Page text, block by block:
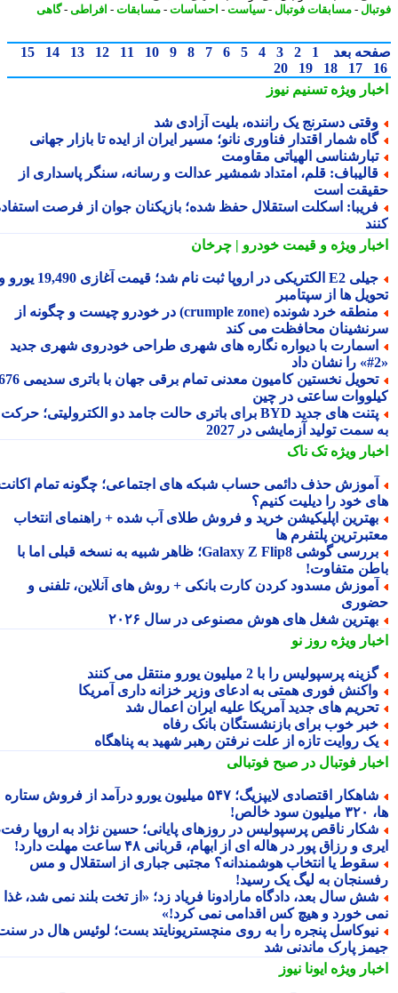
-مسابقات فوتبال-سیاست-احساسات-مسابقات-افراطی -گاهی
بعد 1
2
3
4
5
6
7
8
9
10
11
12
13
14
15
17
18
19
20
ویژهتسنیم نیوز
دسترنج یک راننده، بلیت آزادی شد
شمار اقتدار فناوری نانو؛ مسیر ایران از ایده تا بازار جهانی
الهیاتی مقاومت
قلم، امتداد شمشیر عدالت و رسانه، سنگر پاسداری از
است
اسکلت استقلال حفظ شده؛ بازیکنان جوان از فرصت استفاده
ویژهو قیمت خودرو | چرخان
جیلی E2 الکتریکی در اروپا ثبت نام شد؛ قیمت آغازی 19,490 یورو و
ها از سپتامبر
منطقه خرد شونده (crumple zone) در خودرو چیست و چگونه از
محافظت می کند
با دیواره نگاره های شهری طراحی خودروی شهری جدید
تحویل نخستین کامیون معدنی تمام برقی جهان با باتری سدیمی 676
ساعتی در چین
پتنت های جدید BYD برای باتری حالت جامد دو الکترولیتی؛ حرکت
سمت تولید آزمایشی در 2027
ویژهتک ناک
حذف دائمی حساب شبکه های اجتماعی؛ چگونه تمام اکانت
خود را دیلیت کنیم؟
اپلیکیشن خرید و فروش طلای آب شده + راهنمای انتخاب
پلتفرم ها
بررسی گوشی Galaxy Z Flip8؛ ظاهر شبیه به نسخه قبلی اما با
متفاوت!
مسدود کردن کارت بانکی + روش های آنلاین، تلفنی و
شغل های هوش مصنوعی در سال ۲۰۲۶
ویژهروز نو
پرسپولیس را با 2 میلیون یورو منتقل می کنند
فوری همتی به ادعای وزیر خزانه داری آمریکا
های جدید آمریکا علیه ایران اعمال شد
خوب برای بازنشستگان بانک رفاه
روایت تازه از علت نرفتن رهبر شهید به پناهگاه
فوتبال در صبح فوتبالی
شاهکار اقتصادی لایپزیگ؛ ۵۴۷ میلیون یورو درآمد از فروش ستاره
ناقص پرسپولیس در روزهای پایانی؛ حسین نژاد به اروپا رفت،
و رزاق پور در هاله ای از ابهام، قربانی ۴۸ ساعت مهلت دارد!
یا انتخاب هوشمندانه؟ مجتبی جباری از استقلال و مس
به لیگ یک رسید!
سال بعد، دادگاه مارادونا فریاد زد؛ «از تخت بلند نمی شد، غذا
خورد و هیچ کس اقدامی نمی کرد!»
پنجره را به روی منچستریونایتد بست؛ لوئیس هال در سنت
پارک ماندنی شد
ویژهایونا نیوز